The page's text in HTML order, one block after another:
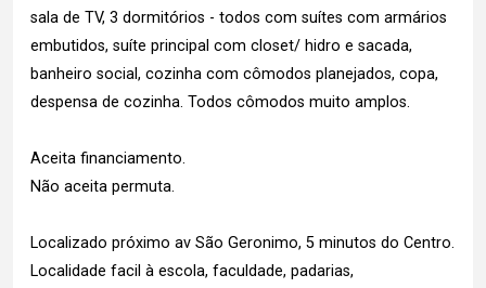
sala de TV, 3 dormitórios - todos com suítes com armários
embutidos, suíte principal com closet/ hidro e sacada,
banheiro social, cozinha com cômodos planejados, copa,
despensa de cozinha. Todos cômodos muito amplos.
Aceita financiamento.
Não aceita permuta.
Localizado próximo av São Geronimo, 5 minutos do Centro.
Localidade facil à escola, faculdade, padarias,